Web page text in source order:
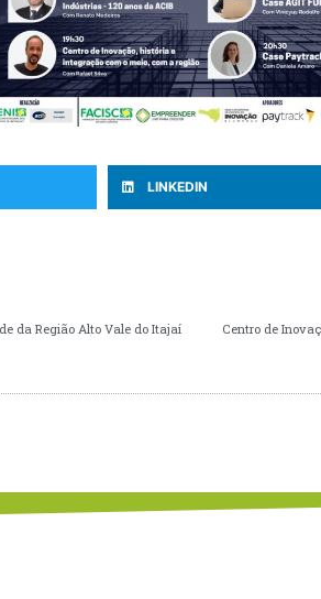
LINKEDIN
da Região Alto Vale do Itajaí Centro de